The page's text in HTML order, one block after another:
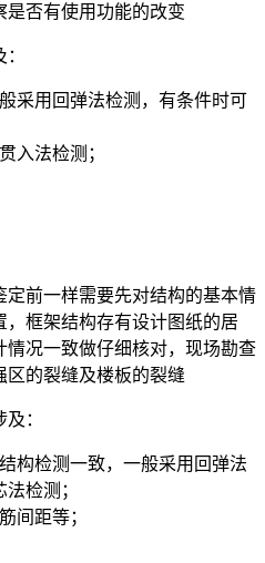
是否有使用功能的改变
采用回弹法检测，有条件时可
入法检测；
前一样需要先对结构的基本情
框架结构存有设计图纸的居
况一致做仔细核对，现场勘查
区的裂缝及楼板的裂缝
：
构检测一致，一般采用回弹法
检测；
间距等；